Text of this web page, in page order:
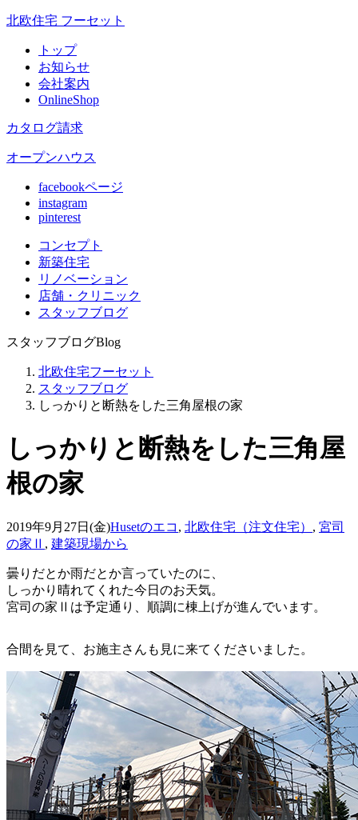
北欧住宅 フーセット
トップ
お知らせ
会社案内
OnlineShop
カタログ請求
オープンハウス
facebookページ
instagram
pinterest
コンセプト
新築住宅
リノベーション
店舗 ・クリニック
スタッフブログ
スタッフブログBlog
北欧住宅フーセット
スタッフブログ
しっかりと断熱をした三角屋根の家
しっかりと断熱をした三角屋
根の家
2019年9月27日(金)Husetのエコ , 北欧住宅（注文住宅） , 宮司
の家Ⅱ , 建築現場から
曇りだとか雨だとか言っていたのに、
しっかり晴れてくれた今日のお天気。
宮司の家Ⅱは予定通り、順調に棟上げが進んでいます。
合間を見て、お施主さんも見に来てくださいました。